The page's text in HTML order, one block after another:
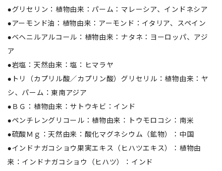
●グリセリン：植物由来：パーム：マレーシア、インドネシア
●アーモンド油：植物由来：アーモンド：イタリア、スペイン
●ベヘニルアルコール：植物由来：ナタネ：ヨーロッパ、アジ
ア
●岩塩：天然由来：塩：ヒマラヤ
●トリ（カプリル酸／カプリン酸）グリセリル：植物由来：ヤ
シ、パーム：東南アジア
●ＢＧ：植物由来：サトウキビ：インド
●ペンチレングリコール：植物由来：トウモロコシ：南米
●硫酸Ｍｇ：天然由来：酸化マグネシウム（鉱物）：中国
●インドナガコショウ果実エキス（ヒハツエキス）：植物由
来：インドナガコショウ（ヒハツ）：インド